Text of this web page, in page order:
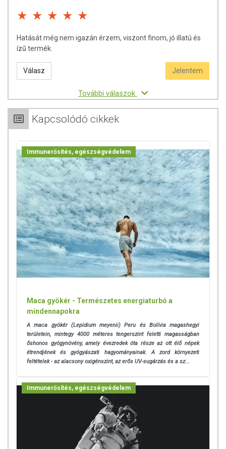
Hatását még nem igazán érzem, viszont finom, jó illatú és
ízű termék.
Válasz Jelentem
További válaszok
Kapcsolódó cikkek
Immunerősítés, egészségvédelem
Maca gyökér - Természetes energiaturbó a
mindennapokra
A maca gyökér (Lepidium meyenii) Peru és Bolívia magashegyi
területein, mintegy 4000 méteres tengerszint feletti magasságban
őshonos gyógynövény, amely évezredek óta része az ott élő népek
étrendjének és gyógyászati hagyományainak. A zord környezeti
feltételek - az alacsony oxigénszint, az erős UV-sugárzás és a sz...
Immunerősítés, egészségvédelem